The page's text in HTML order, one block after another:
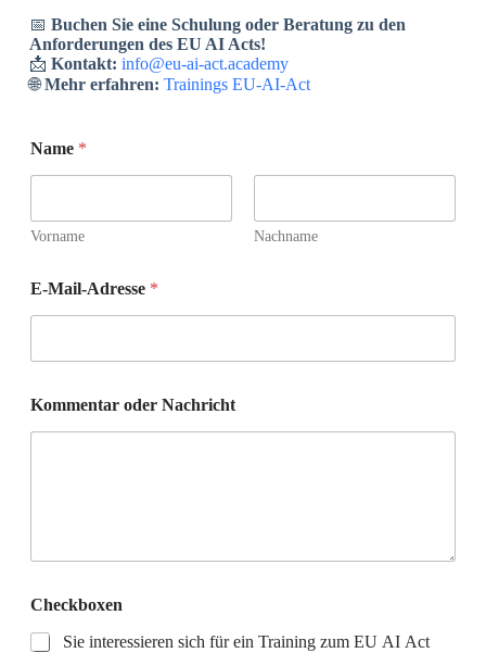
📅 Buchen Sie eine Schulung oder Beratung zu den
Anforderungen des EU AI Acts!
📩 Kontakt: info@eu-ai-act.academy
🌐Mehr erfahren: Trainings EU-AI-Act
Name *
Vorname Nachname
E-Mail-Adresse *
h
e
N
a
m
Kommentar oder Nachricht
Checkboxen
Sie interessieren sich für ein Training zum EU AI Act